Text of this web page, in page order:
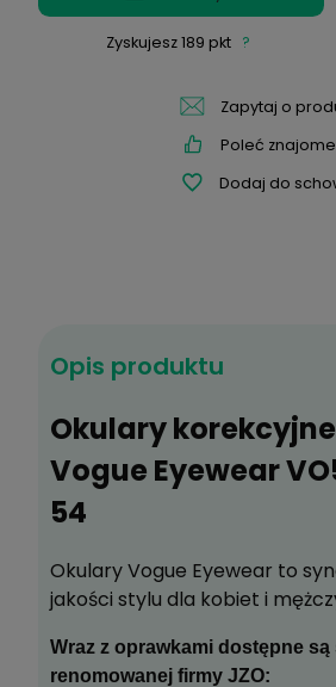
Rozstaw źrenic (PD1):
Rozstaw źrenic (PD2):
PRZEZNACZENIE:
Najniższa cena z 30 dni
1
Do koszyka
Opis produktu
Okulary
Vogue Eyewear
54
Okulary Vogue Eyewear to
jakości stylu dla kobiet i
Wraz z oprawkami dostępne są
renomowanej firmy JZO: